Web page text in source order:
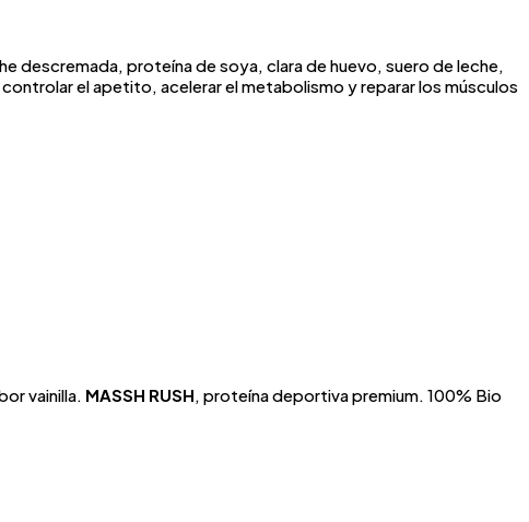
descremada, proteína de soya, clara de huevo, suero de leche,
el apetito, acelerar el metabolismo y reparar los músculos
vainilla. MASSH RUSH, proteína deportiva premium. 100% Bio